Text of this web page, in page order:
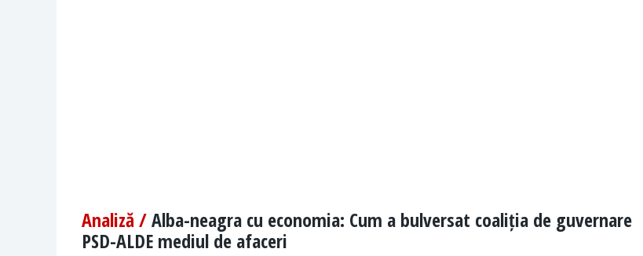
Analiză /Alba-neagra cu economia: Cum a bulversat coaliția de guvernare
PSD-ALDE mediul de afaceri